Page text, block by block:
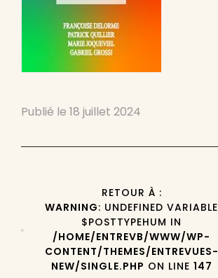
Publié le 18 juillet 2024
RETOUR À :
WARNING: UNDEFINED VARIABLE
$POSTTYPEHUM IN
/HOME/ENTREVB/WWW/WP-
CONTENT/THEMES/ENTREVUES-
NEW/SINGLE.PHP ON LINE 147